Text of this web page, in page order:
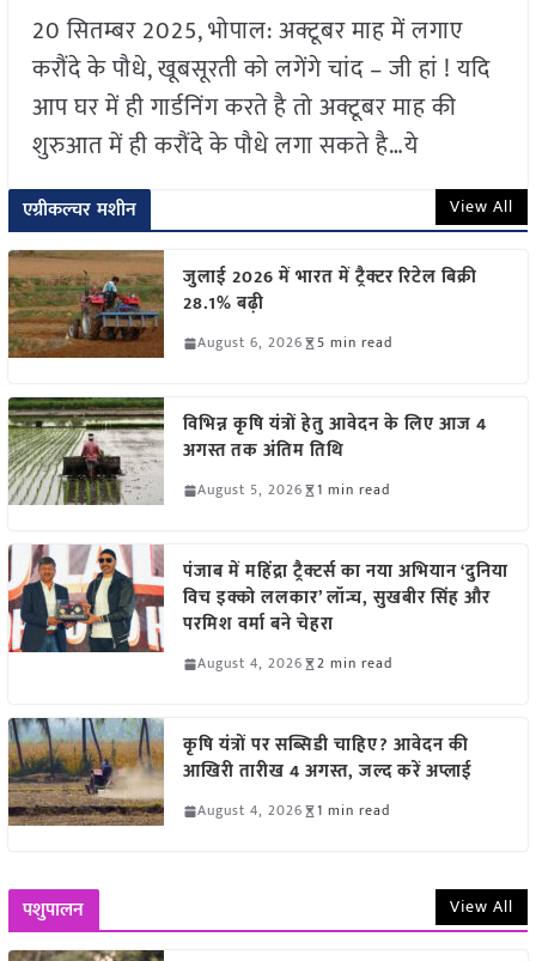
20 सितम्बर 2025, भोपाल: अक्टूबर माह में लगाए
करौंदे के पौधे, खूबसूरती को लगेंगे चांद – जी हां ! यदि
आप घर में ही गार्डनिंग करते है तो अक्टूबर माह की
शुरुआत में ही करौंदे के पौधे लगा सकते है…ये
एग्रीकल्चर मशीन View All
जुलाई 2026 में भारत में ट्रैक्टर रिटेल बिक्री
28.1% बढ़ी
August 6, 2026 5 min read
विभिन्न कृषि यंत्रों हेतु आवेदन के लिए आज 4
अगस्त तक अंतिम तिथि
August 5, 2026 1 min read
पंजाब में महिंद्रा ट्रैक्टर्स का नया अभियान ‘दुनिया
विच इक्को ललकार’ लॉन्च, सुखबीर सिंह और
परमिश वर्मा बने चेहरा
August 4, 2026 2 min read
कृषि यंत्रों पर सब्सिडी चाहिए? आवेदन की
आखिरी तारीख 4 अगस्त, जल्द करें अप्लाई
August 4, 2026 1 min read
पशुपालन View All